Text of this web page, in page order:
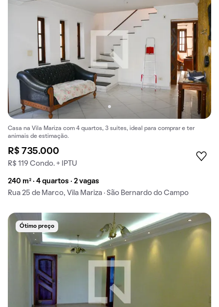
Casa na Vila Mariza com 4 quartos, 3 suítes, ideal para comprar e ter
animais de estimação.
R$ 735.000
R$ 119 Condo. + IPTU
240 m² · 4 quartos · 2 vagas
Rua 25 de Marco, Vila Mariza · São Bernardo do Campo
Ótimo preço